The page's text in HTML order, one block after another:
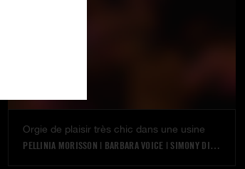
Orgie de plaisir très chic dans une usine
PELLINIA MORISSON | BARBARA VOICE | SIMONY DIAMOND